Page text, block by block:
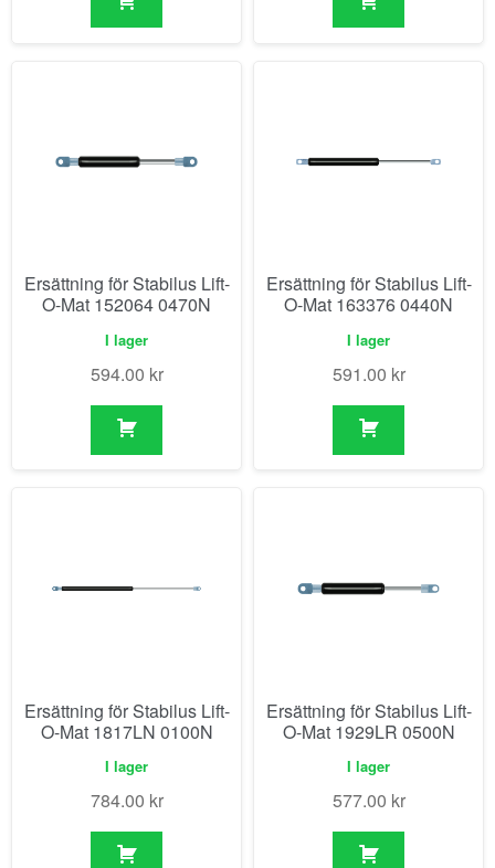
Ersättning för Stabilus Lift-
O-Mat 152064 0470N
I lager
594.00 kr
Ersättning för Stabilus Lift-
O-Mat 163376 0440N
I lager
591.00 kr
Ersättning för Stabilus Lift-
O-Mat 1817LN 0100N
I lager
784.00 kr
Ersättning för Stabilus Lift-
O-Mat 1929LR 0500N
I lager
577.00 kr